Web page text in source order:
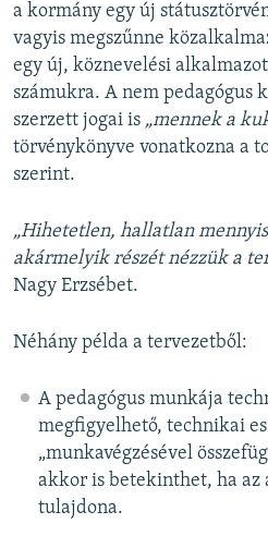
a kormány egy új
vagyis megszűnne
egy új, köznevelési
számukra. A nem pedagógus
szerzett jogai is „mennek a
törvénykönyve vonatkozna a
szerint.
„Hihetetlen, hallatlan
akármelyik részét nézzük a
Nagy Erzsébet.
Néhány példa a tervezetből:
A pedagógus munkája
megfigyelhető, technikai
„munkavégzésével
akkor is betekinthet, ha az
tulajdona.